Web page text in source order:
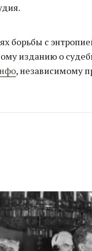
борьбы с
изданию о
, независимому